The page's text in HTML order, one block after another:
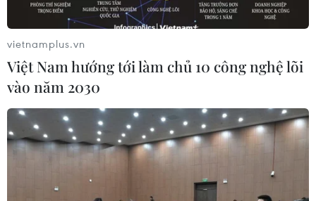
vietnamplus.vn
Việt Nam hướng tới làm chủ 10 công nghệ lõi
vào năm 2030